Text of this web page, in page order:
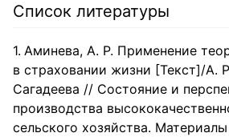
Список литературы
Аминева, А. Р. Применение
в страховании жизни [Текст]/А.
Сагадеева // Состояние и
производства
сельского хозяйства.